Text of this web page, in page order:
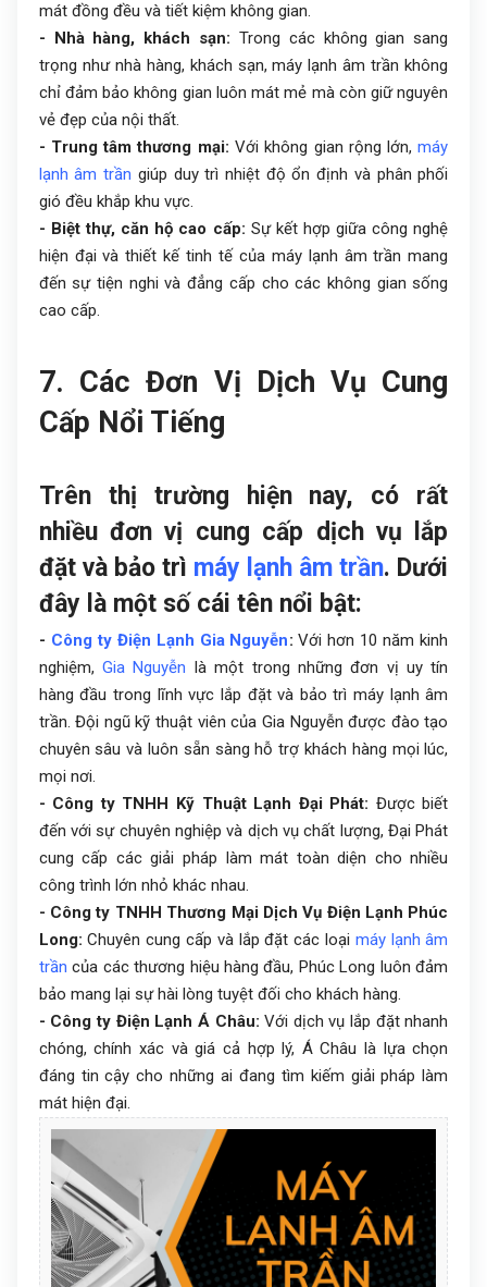
mát đồng đều và tiết kiệm không gian.
- Nhà hàng, khách sạn: Trong các không gian sang
trọng như nhà hàng, khách sạn, máy lạnh âm trần không
chỉ đảm bảo không gian luôn mát mẻ mà còn giữ nguyên
vẻ đẹp của nội thất.
- Trung tâm thương mại: Với không gian rộng lớn,máy
lạnh âm trần giúp duy trì nhiệt độ ổn định và phân phối
gió đều khắp khu vực.
- Biệt thự, căn hộ cao cấp: Sự kết hợp giữa công nghệ
hiện đại và thiết kế tinh tế của máy lạnh âm trần mang
đến sự tiện nghi và đẳng cấp cho các không gian sống
cao cấp.
7. Các Đơn Vị Dịch Vụ Cung
Cấp Nổi Tiếng
Trên thị trường hiện nay, có rất
nhiều đơn vị cung cấp dịch vụ lắp
đặt và bảo trì máy lạnh âm trần. Dưới
đây là một số cái tên nổi bật:
- Công ty Điện Lạnh Gia Nguyễn: Với hơn 10 năm kinh
nghiệm,Gia Nguyễn là một trong những đơn vị uy tín
hàng đầu trong lĩnh vực lắp đặt và bảo trì máy lạnh âm
trần. Đội ngũ kỹ thuật viên của Gia Nguyễn được đào tạo
chuyên sâu và luôn sẵn sàng hỗ trợ khách hàng mọi lúc,
mọi nơi.
- Công ty TNHH Kỹ Thuật Lạnh Đại Phát: Được biết
đến với sự chuyên nghiệp và dịch vụ chất lượng, Đại Phát
cung cấp các giải pháp làm mát toàn diện cho nhiều
công trình lớn nhỏ khác nhau.
- Công ty TNHH Thương Mại Dịch Vụ Điện Lạnh Phúc
Long: Chuyên cung cấp và lắp đặt các loại máy lạnh âm
trần của các thương hiệu hàng đầu, Phúc Long luôn đảm
bảo mang lại sự hài lòng tuyệt đối cho khách hàng.
- Công ty Điện Lạnh Á Châu: Với dịch vụ lắp đặt nhanh
chóng, chính xác và giá cả hợp lý, Á Châu là lựa chọn
đáng tin cậy cho những ai đang tìm kiếm giải pháp làm
mát hiện đại.